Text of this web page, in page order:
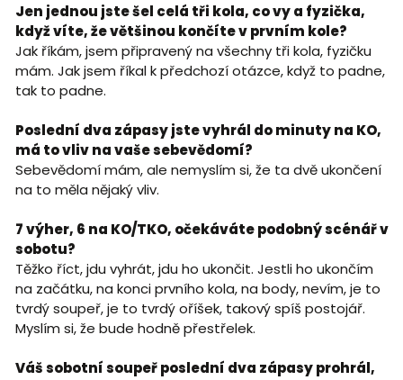
Jen jednou jste šel celá tři kola, co vy a fyzička,
když víte, že většinou končíte v prvním kole?
Jak říkám, jsem připravený na všechny tři kola, fyzičku
mám. Jak jsem říkal k předchozí otázce, když to padne,
tak to padne.
Poslední dva zápasy jste vyhrál do minuty na KO,
má to vliv na vaše sebevědomí?
Sebevědomí mám, ale nemyslím si, že ta dvě ukončení
na to měla nějaký vliv.
7 výher, 6 na KO/TKO, očekáváte podobný scénář v
sobotu?
Těžko říct, jdu vyhrát, jdu ho ukončit. Jestli ho ukončím
na začátku, na konci prvního kola, na body, nevím, je to
tvrdý soupeř, je to tvrdý oříšek, takový spíš postojář.
Myslím si, že bude hodně přestřelek.
Váš sobotní soupeř poslední dva zápasy prohrál,